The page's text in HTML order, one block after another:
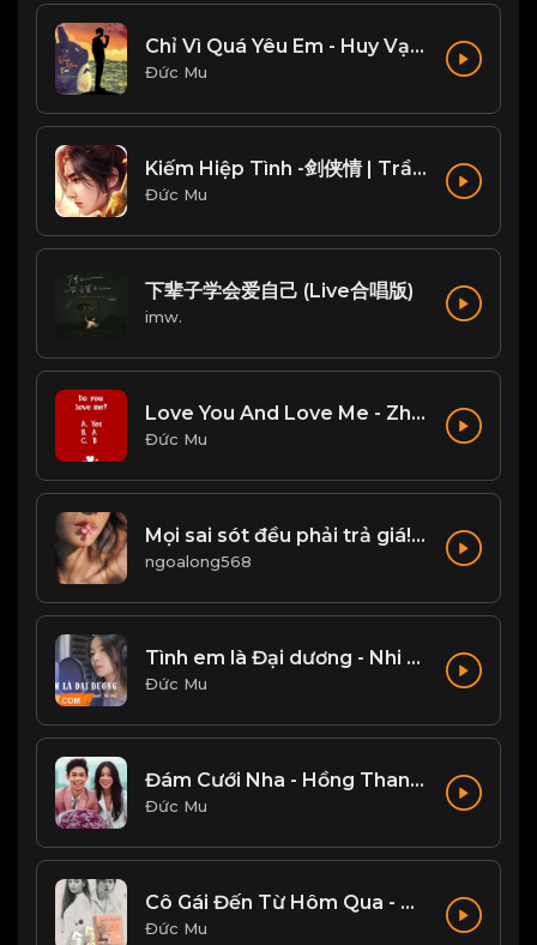
Chỉ Vì Quá Yêu Em - Huy Vạc, Tiến Nguyễn Cover
Đức Mu
Kiếm Hiệp Tình -剑侠情 | Trần Phi Bình
Đức Mu
下辈子学会爱自己 (Live合唱版)
imw.
Love You And Love Me - Zhang Yao
Đức Mu
Mọi sai sót đều phải trả giá! Đạo
ngoalong568
Tình em là Đại dương - Nhi Nhi Cover
Đức Mu
Đám Cưới Nha - Hồng Thanh, Mie
Đức Mu
Cô Gái Đến Từ Hôm Qua - Mỹ Tâm
Đức Mu